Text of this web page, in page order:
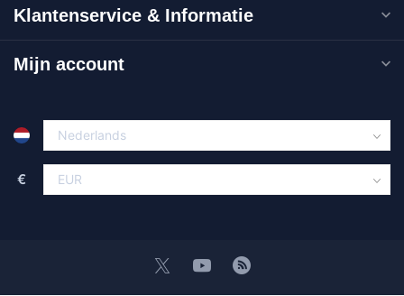
Klantenservice & Informatie
Mijn account
€